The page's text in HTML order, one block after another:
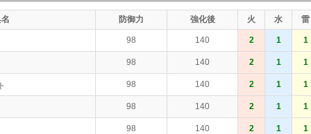
防御力 強化後 火 水 雷
98 140 2 1 1
98 140 2 1 1
98 140 2 1 1
98 140 2 1 1
98 140 2 1 1